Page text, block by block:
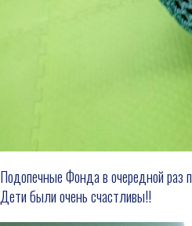
Подопечные Фонда в очередной раз
Дети были очень счастливы!!